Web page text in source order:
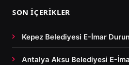
SON İÇERIKLER
Kepez Belediyesi E-İmar
Antalya Aksu Belediyesi E-